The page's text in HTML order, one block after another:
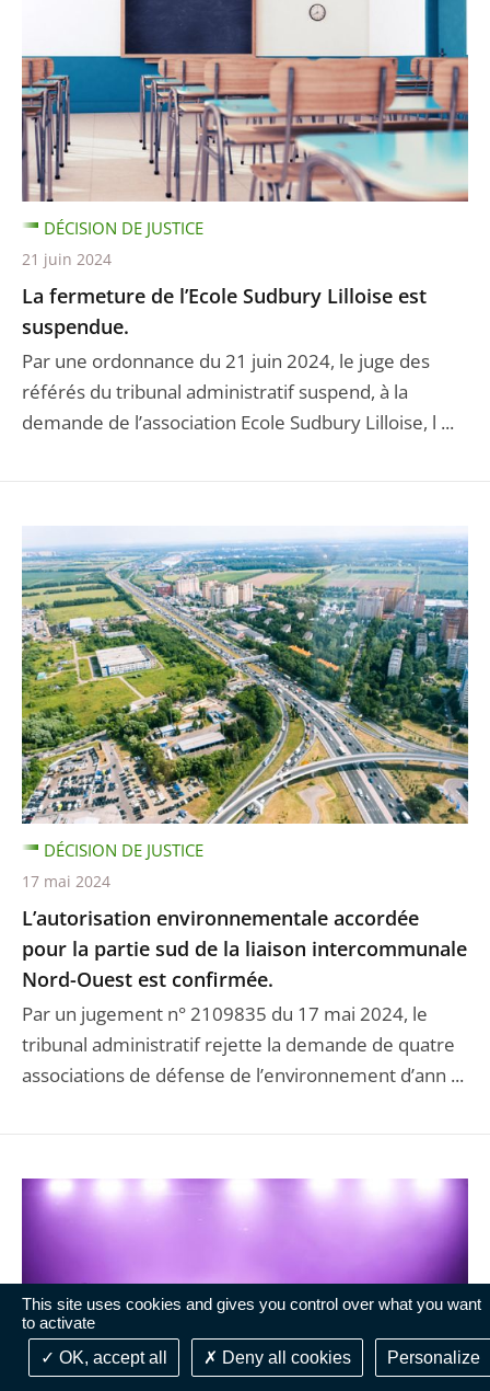
This site uses cookies and gives you control over what you want
to activate
OK, accept all
Deny all cookies Personalize
La fermeture de l’Ecole Sudbury Lilloise est
suspendue.
Par une ordonnance du 21 juin 2024, le juge des
référés du tribunal administratif suspend, à la
demande de l’association Ecole Sudbury Lilloise, l ...
DÉCISION DE JUSTICE
21 juin 2024
L’autorisation environnementale accordée
pour la partie sud de la liaison intercommunale
Nord-Ouest est confirmée.
Par un jugement n° 2109835 du 17 mai 2024, le
tribunal administratif rejette la demande de quatre
associations de défense de l’environnement d’ann ...
DÉCISION DE JUSTICE
17 mai 2024